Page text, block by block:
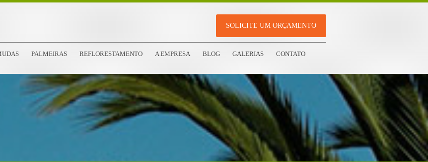
SOLICITE UM ORÇAMENTO
PALMEIRAS REFLORESTAMENTO A EMPRESA BLOG GALERIAS CONTATO